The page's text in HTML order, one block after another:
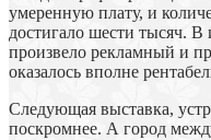
умеренную плату, и
достигало шести тысяч. В
произвело рекламный и
оказалось вполне
Следующая выставка,
поскромнее. А город